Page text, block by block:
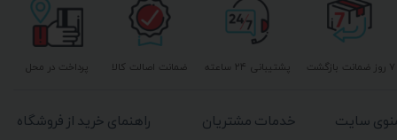
پشتیبانی ۲۴ ساعته پرداخت در محل ۷ روز ضمانت بازگشت ضمانت اصالت کالا
راهنمای خرید از فروشگاه خدمات مشتریان سایت